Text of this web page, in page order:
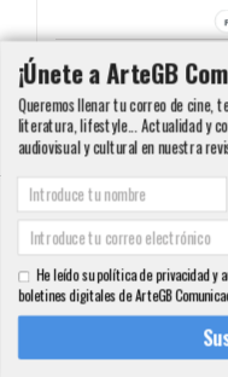
Añadir al carrito
Copyright 2000 - 2016
Condiciones de Venta y
Twitter
¡Únete a ArteGB
Queremos llenar tu correo de cine,
literatura, lifestyle... Actualidad y
audiovisual y cultural en nuestra
He leído su política de privacidad y
boletines digitales de ArteGB